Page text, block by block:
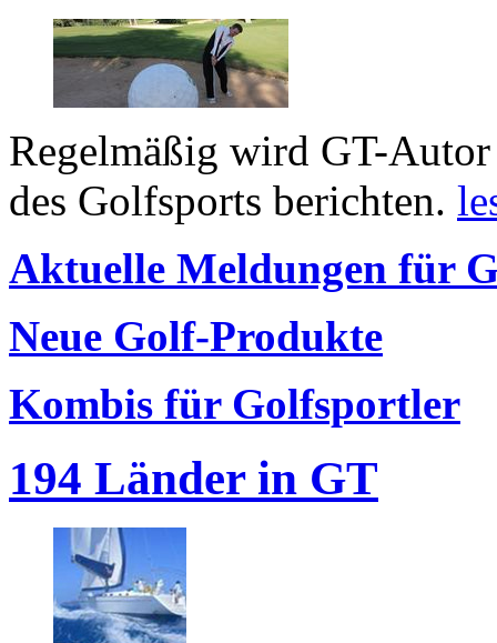
Regelmäßig wird GT-
des Golfsports berichten.
Aktuelle Meldungen für
Neue Golf-Produkte
Kombis für Golfsportler
194 Länder in GT